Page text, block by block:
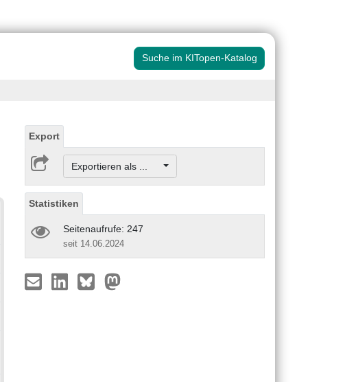
Suche im KITopen-Katalog
Export
Exportieren als ...
Statistiken
Seitenaufrufe: 247
seit 14.06.2024